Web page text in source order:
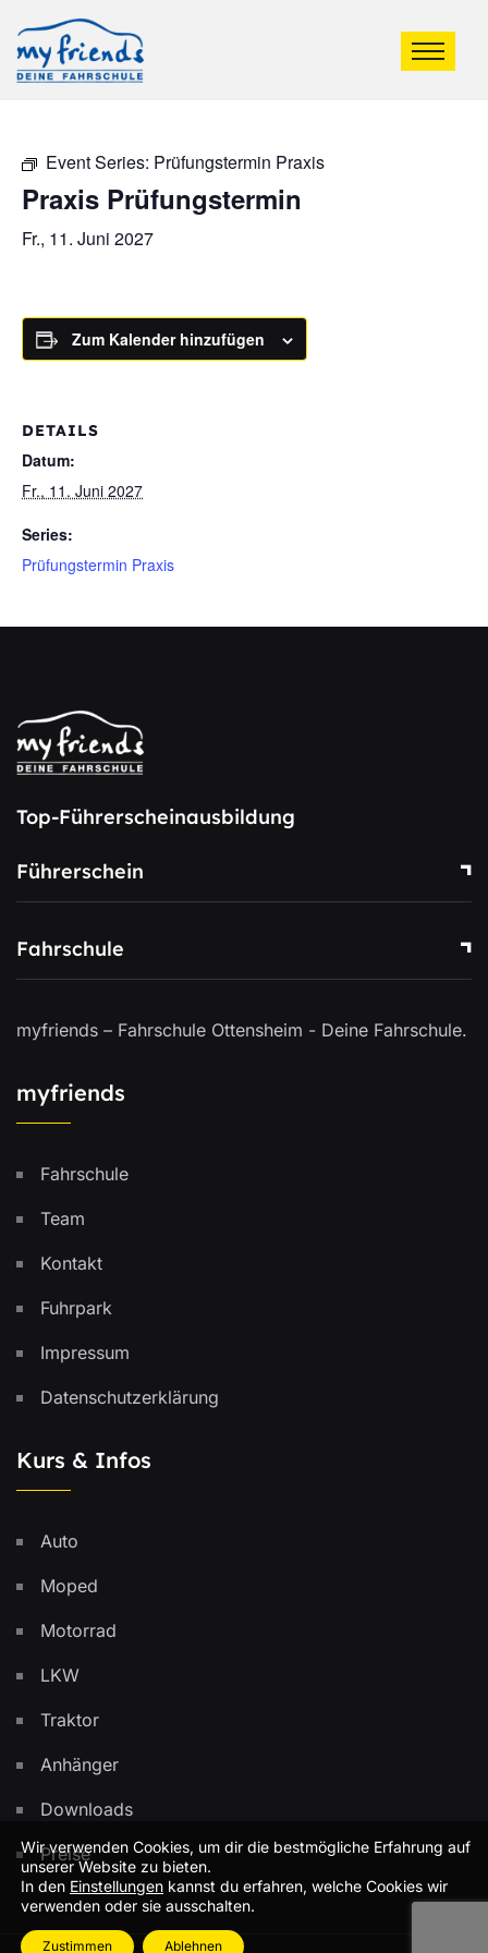
Event Series: Prüfungstermin Praxis
Praxis Prüfungstermin
Fr., 11. Juni 2027
Zum Kalender hinzufügen
DETAILS
Datum:
Fr., 11. Juni 2027
Series:
Prüfungstermin Praxis
Top-Führerscheinausbildung
Führerschein
Fahrschule
myfriends – Fahrschule Ottensheim - Deine Fahrschule.
myfriends
Fahrschule
Team
Kontakt
Fuhrpark
Impressum
Datenschutzerklärung
Kurs & Infos
Auto
Moped
Motorrad
LKW
Traktor
Anhänger
Downloads
Preise
Wir verwenden Cookies, um dir die bestmögliche Erfahrung auf
unserer Website zu bieten.
In den Einstellungen kannst du erfahren, welche Cookies wir
verwenden oder sie ausschalten.
Zustimmen Ablehnen